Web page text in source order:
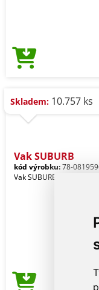
Skladem: 10.757 ks
Vak SUBURB
kód výrobku:78-
Vak SUBURB